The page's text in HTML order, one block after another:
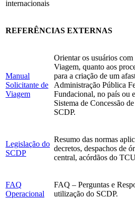
internacionais
REFERÊNCIAS EXTERNAS
Manual
Solicitante de
Viagem
Orientar os usuários
Viagem, quanto aos
para a criação de um
Administração Pública
Fundacional, no país ou
Sistema de Concessão
SCDP.
Legislação do
SCDP
Resumo das normas
decretos, despachos de
central, acórdãos do
FAQ
Operacional
FAQ – Perguntas e
utilização do SCDP.